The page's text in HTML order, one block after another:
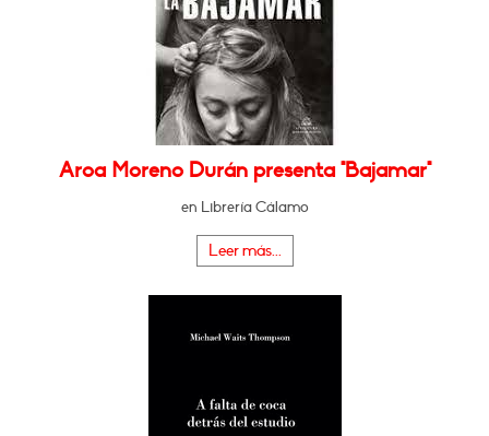
Aroa Moreno Durán presenta "Bajamar"
en Librería Cálamo
Leer más...